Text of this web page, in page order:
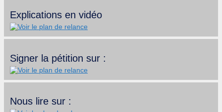
Explications en vidéo
Signer la pétition sur :
Nous lire sur :